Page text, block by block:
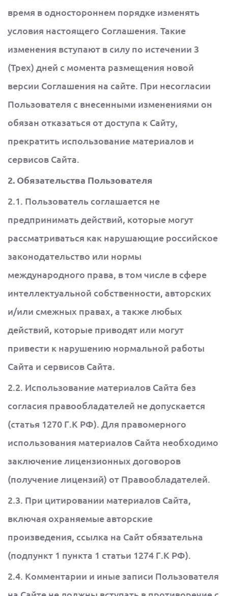
время в одностороннем порядке изменять
условия настоящего Соглашения. Такие
изменения вступают в силу по истечении 3
(Трех) дней с момента размещения новой
версии Соглашения на сайте. При несогласии
Пользователя с внесенными изменениями он
обязан отказаться от доступа к Сайту,
прекратить использование материалов и
сервисов Сайта.
2. Обязательства Пользователя
2.1. Пользователь соглашается не
предпринимать действий, которые могут
рассматриваться как нарушающие российское
законодательство или нормы
международного права, в том числе в сфере
интеллектуальной собственности, авторских
и/или смежных правах, а также любых
действий, которые приводят или могут
привести к нарушению нормальной работы
Сайта и сервисов Сайта.
2.2. Использование материалов Сайта без
согласия правообладателей не допускается
(статья 1270 Г.К РФ). Для правомерного
использования материалов Сайта необходимо
заключение лицензионных договоров
(получение лицензий) от Правообладателей.
2.3. При цитировании материалов Сайта,
включая охраняемые авторские
произведения, ссылка на Сайт обязательна
(подпункт 1 пункта 1 статьи 1274 Г.К РФ).
2.4. Комментарии и иные записи Пользователя